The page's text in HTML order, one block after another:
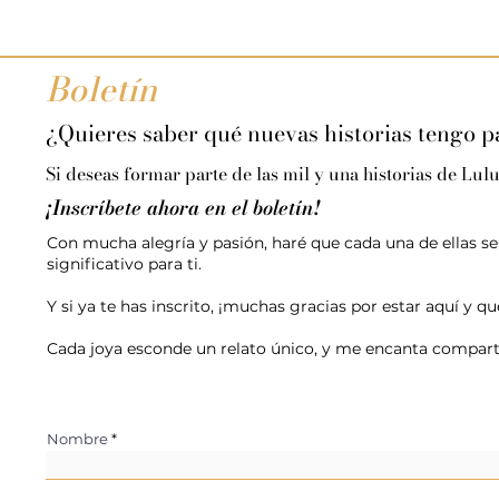
Boletín
¿Quieres saber qué nuevas historias tengo
Si deseas formar parte de las mil y una historias de
¡Inscríbete ahora en el boletín!
Con mucha alegría y pasión, haré que cada una de ellas
significativo para ti.
Y si ya te has inscrito, ¡muchas gracias por estar aquí y
Cada joya esconde un relato único, y me encanta
Nombre